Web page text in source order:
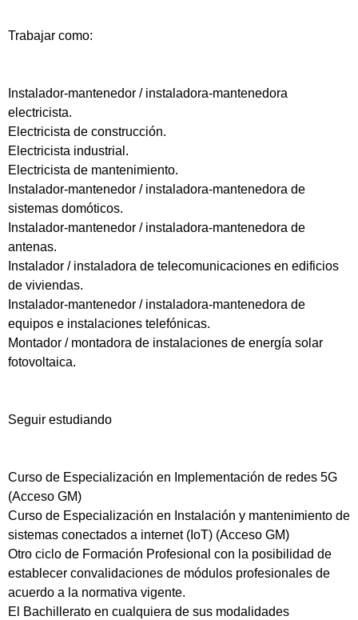
Trabajar como:
Instalador-mantenedor / instaladora-mantenedora
electricista.
Electricista de construcción.
Electricista industrial.
Electricista de mantenimiento.
Instalador-mantenedor / instaladora-mantenedora de
sistemas domóticos.
Instalador-mantenedor / instaladora-mantenedora de
antenas.
Instalador / instaladora de telecomunicaciones en edificios
de viviendas.
Instalador-mantenedor / instaladora-mantenedora de
equipos e instalaciones telefónicas.
Montador / montadora de instalaciones de energía solar
fotovoltaica.
Seguir estudiando
Curso de Especialización en Implementación de redes 5G
(Acceso GM)
Curso de Especialización en Instalación y mantenimiento de
sistemas conectados a internet (IoT) (Acceso GM)
Otro ciclo de Formación Profesional con la posibilidad de
establecer convalidaciones de módulos profesionales de
acuerdo a la normativa vigente.
El Bachillerato en cualquiera de sus modalidades